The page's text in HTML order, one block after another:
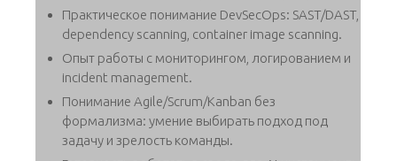
Практическое понимание DevSecOps: SAST/DAST,
dependency scanning, container image scanning.
Опыт работы с мониторингом, логированием и
incident management.
Понимание Agile/Scrum/Kanban без
формализма: умение выбирать подход под
задачу и зрелость команды.